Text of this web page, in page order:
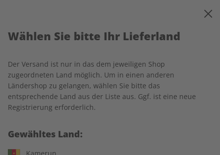
Startseite Deutsch perfekt Produkte
Produkte
17 Artikel
Filter
Wählen Sie bitte Ihr Lieferland
Der Versand ist nur in das dem jeweiligen Shop
zugeordneten Land möglich. Um in einen anderen
Ländershop zu gelangen, wählen Sie bitte das
entsprechende Land aus der Liste aus. Ggf. ist eine neue
Registrierung erforderlich.
Gewähltes Land:
Kamerun